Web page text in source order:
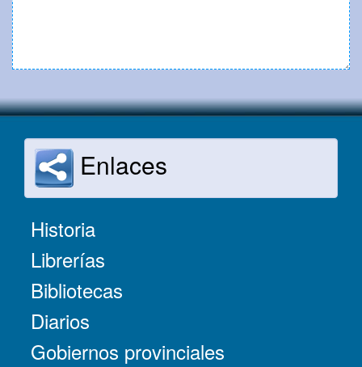
Enlaces
Historia
Librerías
Bibliotecas
Diarios
Gobiernos provinciales